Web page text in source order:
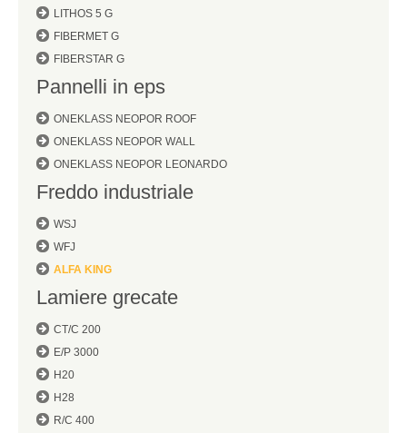
LITHOS 5 G
FIBERMET G
FIBERSTAR G
Pannelli in eps
ONEKLASS NEOPOR ROOF
ONEKLASS NEOPOR WALL
ONEKLASS NEOPOR LEONARDO
Freddo industriale
WSJ
WFJ
ALFA KING
Lamiere grecate
CT/C 200
E/P 3000
H20
H28
R/C 400